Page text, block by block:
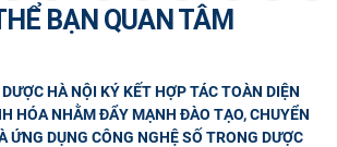
BẠN QUAN TÂM
HÀ NỘI KÝ KẾT HỢP TÁC TOÀN DIỆN
HÓA NHẰM ĐẨY MẠNH ĐÀO TẠO, CHUYỂN
ỨNG DỤNG CÔNG NGHỆ SỐ TRONG DƯỢC